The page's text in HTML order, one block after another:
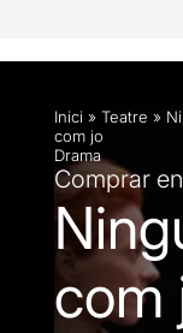
Inici » Teatre »
com jo
Drama
Comprar
com